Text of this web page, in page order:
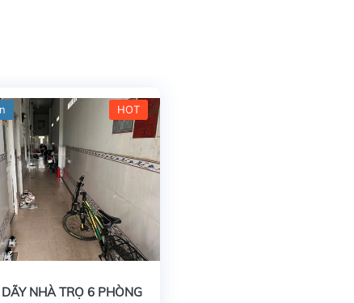
HOT
NHÀ TRỌ 6 PHÒNG